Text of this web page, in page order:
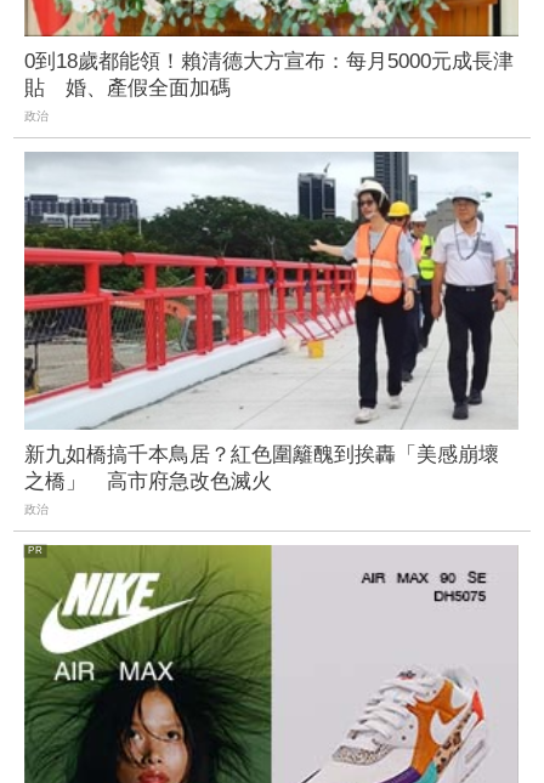
0到18歲都能領！賴清德大方宣布：每月5000元成長津
貼 婚、產假全面加碼
政治
新九如橋搞千本鳥居？紅色圍籬醜到挨轟「美感崩壞
之橋」 高市府急改色滅火
政治